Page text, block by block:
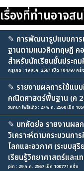
เรื่องที่ท่านอาจส
✎ การพัฒนารูปแบบการ
ฐานตามแนวคิดทฤษฏี ค
สำหรับนักเรียนชั้นประถ
ครูเกด : 19 ส.ค. 2561 เปิด 104797 ครั้ง
✎ รายงานผลการใช้แบ
คณิตศาสตร์พื้นฐาน (ค
วันทนา โพธิ์แก้ว : 27 พ.ค. 2560 เปิด
✎ บทคัดย่อ รายงานผล
วิเคราะห์ตามกระบวนกา
โลกและอวกาศ (ระบบสุ
เรียนรู้วิทยาศาสตร์และเ
pin : 29 ก.ค. 2567 เปิด 100771 ครั้ง